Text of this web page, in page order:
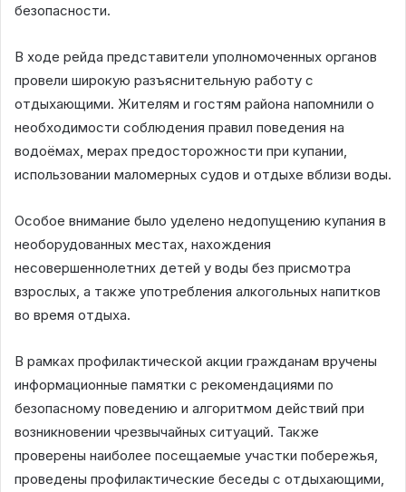
безопасности.
В ходе рейда представители уполномоченных органов
провели широкую разъяснительную работу с
отдыхающими. Жителям и гостям района напомнили о
необходимости соблюдения правил поведения на
водоёмах, мерах предосторожности при купании,
использовании маломерных судов и отдыхе вблизи воды.
Особое внимание было уделено недопущению купания в
необорудованных местах, нахождения
несовершеннолетних детей у воды без присмотра
взрослых, а также употребления алкогольных напитков
во время отдыха.
В рамках профилактической акции гражданам вручены
информационные памятки с рекомендациями по
безопасному поведению и алгоритмом действий при
возникновении чрезвычайных ситуаций. Также
проверены наиболее посещаемые участки побережья,
проведены профилактические беседы с отдыхающими,